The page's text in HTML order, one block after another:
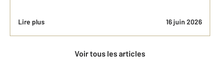
Lire plus 16 juin 2026
Voir tous les articles